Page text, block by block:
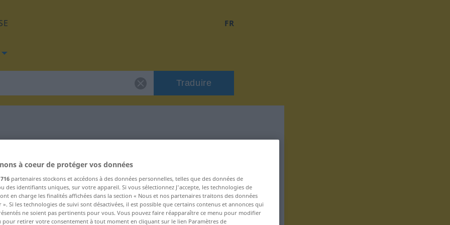
FR
Traduire
"utlouci"
à coeur de protéger vos données
716 partenaires stockons et accédons à des données personnelles, telles que des données de
des identifiants uniques, sur votre appareil. Si vous sélectionnez J'accepte, les technologies de
en charge les finalités affichées dans la section « Nous et nos partenaires traitons des données
Si les technologies de suivi sont désactivées, il est possible que certains contenus et annonces qui
ne soient pas pertinents pour vous. Vous pouvez faire réapparaître ce menu pour modifier
pour retirer votre consentement à tout moment en cliquant sur le lien Paramètres de